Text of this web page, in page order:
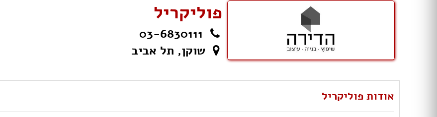
פוליקריל
03-6830111
שוקן, תל אביב
אודות פוליקריל